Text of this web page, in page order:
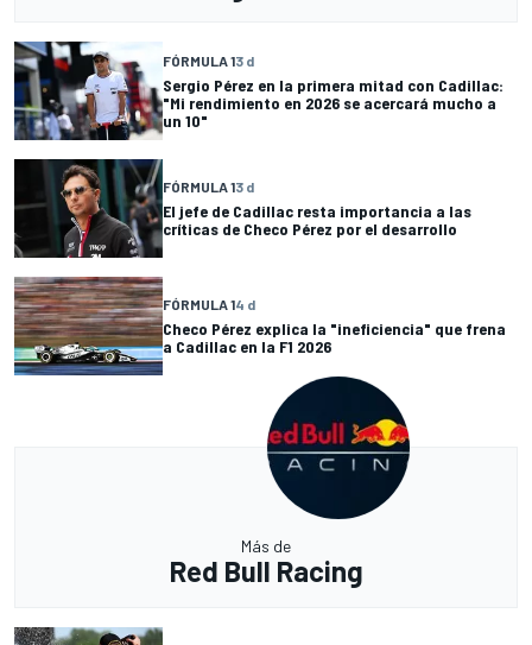
FÓRMULA 13 d
Sergio Pérez en la primera mitad con Cadillac:
"Mi rendimiento en 2026 se acercará mucho a
un 10"
FÓRMULA 13 d
El jefe de Cadillac resta importancia a las
críticas de Checo Pérez por el desarrollo
FÓRMULA 14 d
Checo Pérez explica la "ineficiencia" que frena
a Cadillac en la F1 2026
Más de
Red Bull Racing